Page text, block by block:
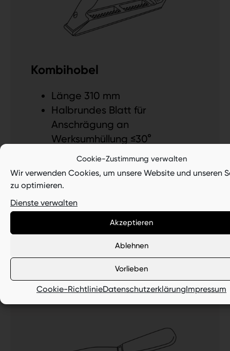
Cookie-Zustimmung verwalten
Wir verwenden Cookies, um unsere Website und unseren
zu optimieren.
Dienste verwalten
Akzeptieren
Ablehnen
Vorlieben
Cookie-RichtlinieDatenschutzerklärungImpressum
Kombihobel
Länge 310 mm
Halbrundes Blatt für
Anschrägung an
Werksumhüllung ≤30°
Datenblatt